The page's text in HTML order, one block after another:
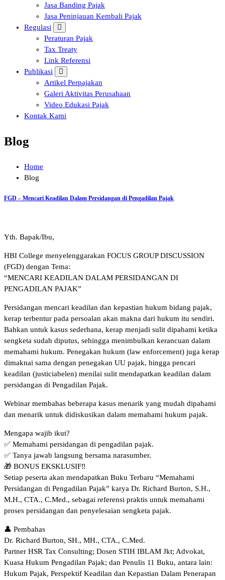
Jasa Banding Pajak
Jasa Peninjauan Kembali Pajak
Regulasi
Peraturan Pajak
Tax Treaty
Link Referensi
Publikasi
Artikel Perpajakan
Galeri Aktivitas Perusahaan
Video Edukasi Pajak
Kontak Kami
Blog
Home
Blog
FGD – Mencari Keadilan Dalam Persidangan di Pengadilan Pajak
Yth. Bapak/Ibu,
HBI College menyelenggarakan FOCUS GROUP DISCUSSION
(FGD) dengan Tema:
“MENCARI KEADILAN DALAM PERSIDANGAN DI
PENGADILAN PAJAK”
Persidangan mencari keadilan dan kepastian hukum bidang pajak,
kerap terbentur pada persoalan akan makna dari hukum itu sendiri.
Bahkan untuk kasus sederhana, kerap menjadi sulit dipahami ketika
sengketa sudah diputus, sehingga menimbulkan kerancuan dalam
memahami hukum. Penegakan hukum (law enforcement) juga kerap
dimaknai sama dengan penegakan UU pajak, hingga pencari
keadilan (justiciabelen) menilai sulit mendapatkan keadilan dalam
persidangan di Pengadilan Pajak.
Webinar membahas beberapa kasus menarik yang mudah dipahami
dan menarik untuk didiskusikan dalam memahami hukum pajak.
Mengapa wajib ikut?
✅ Memahami persidangan di pengadilan pajak.
✅ Tanya jawab langsung bersama narasumber.
🎁 BONUS EKSKLUSIF‼️
Setiap peserta akan mendapatkan Buku Terbaru “Memahami
Persidangan di Pengadilan Pajak” karya Dr. Richard Burton, S.H.,
M.H., CTA., C.Med., sebagai referensi praktis untuk memahami
proses persidangan dan penyelesaian sengketa pajak.
👤 Pembahas
Dr. Richard Burton, SH., MH., CTA., C.Med.
Partner HSR Tax Consulting; Dosen STIH IBLAM Jkt; Advokat,
Kuasa Hukum Pengadilan Pajak; dan Penulis 11 Buku, antara lain:
Hukum Pajak, Perspektif Keadilan dan Kepastian Dalam Penerapan